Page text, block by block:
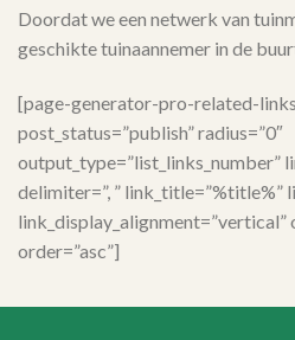
Doordat we een netwerk van
geschikte tuinaannemer in de
[page-generator-pro-related-
post_status=”publish” radius=”0″
output_type=”list_links_number”
delimiter=”, ” link_title=”%title%”
link_display_alignment=”vertical”
order=”asc”]